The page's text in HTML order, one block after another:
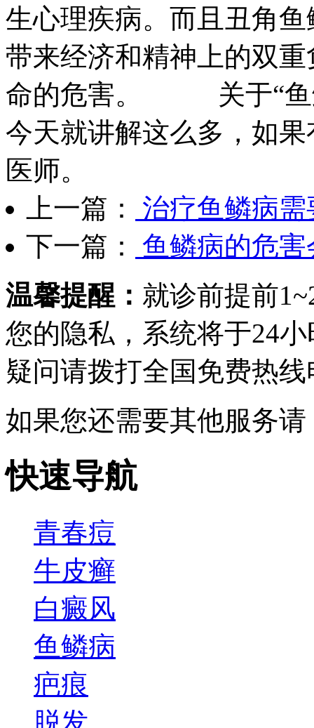
生心理疾病。而且丑角
带来经济和精神上的双
命的危害。 关于“鱼
今天就讲解这么多，如
医师。
上一篇：
治疗鱼鳞病
下一篇：
鱼鳞病的危
温馨提醒： 就诊前提前
您的隐私，系统将于24
疑问请拨打全国免费热线
如果您还需要其他服务
快速导航
青春痘
牛皮癣
白癜风
鱼鳞病
疤痕
脱发